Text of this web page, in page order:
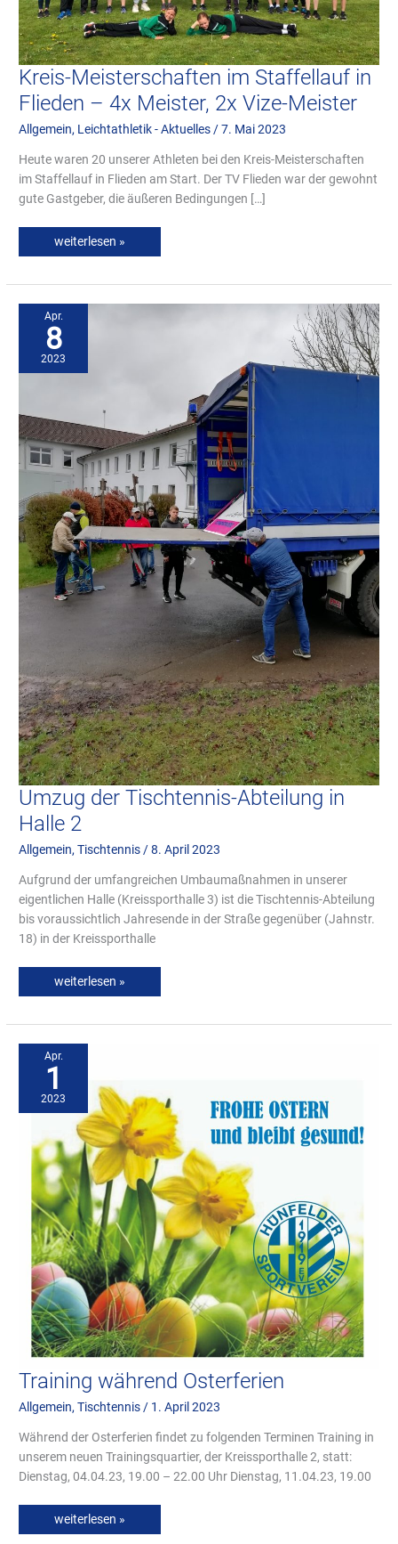
Kreis-Meisterschaften im Staffellauf in
Flieden – 4x Meister, 2x Vize-Meister
Allgemein, Leichtathletik - Aktuelles /7. Mai 2023
Heute waren 20 unserer Athleten bei den Kreis-Meisterschaften
im Staffellauf in Flieden am Start. Der TV Flieden war der gewohnt
gute Gastgeber, die äußeren Bedingungen […]
weiterlesen »
Apr.
8
2023
Umzug der Tischtennis-Abteilung in
Halle 2
Allgemein,Tischtennis /8. April 2023
Aufgrund der umfangreichen Umbaumaßnahmen in unserer
eigentlichen Halle (Kreissporthalle 3) ist die Tischtennis-Abteilung
bis voraussichtlich Jahresende in der Straße gegenüber (Jahnstr.
18) in der Kreissporthalle
Umzug
der
Tischtennis-
Abteilung
in
Halle
2
weiterlesen »
Apr.
1
2023
Training während Osterferien
Allgemein,Tischtennis / 1. April 2023
Während der Osterferien findet zu folgenden Terminen Training in
unserem neuen Trainingsquartier, der Kreissporthalle 2, statt:
Dienstag, 04.04.23, 19.00 – 22.00 Uhr Dienstag, 11.04.23, 19.00
Training
während
Osterferien
weiterlesen »